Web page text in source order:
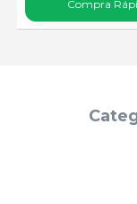
Compra